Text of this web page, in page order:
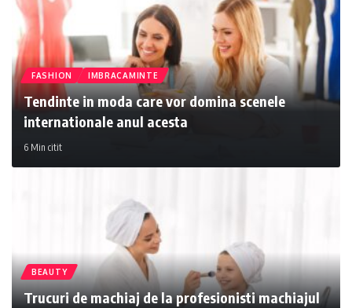
FASHION IMBRACAMINTE
Tendinte in moda care vor domina scenele
internationale anul acesta
6 Min citit
BEAUTY
Trucuri de machiaj de la profesionisti machiajul